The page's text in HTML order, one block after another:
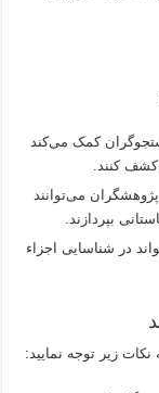
کمک می‌کند
کنند.
پژوهشگران می‌توانند
بپردازند.
در شناسایی اجزاء
نکات زیر توجه نمایید: